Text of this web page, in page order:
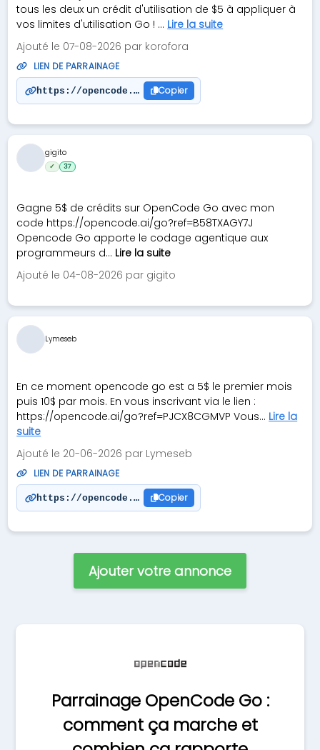
tous les deux un crédit d'utilisation de $5 à appliquer à
vos limites d'utilisation Go ! ... Lire la suite
Ajouté le 07-08-2026 par korofora
LIEN DE PARRAINAGE
https://opencode.ai/go?ref=0VT9A0J7F1
Copier
Gagne 5$ de crédits sur OpenCode Go avec mon
code https://opencode.ai/go?ref=B58TXAGY7J
Opencode Go apporte le codage agentique aux
programmeurs d... Lire la suite
Ajouté le 04-08-2026 par gigito
gigito
✓ 37
En ce moment opencode go est a 5$ le premier mois
puis 10$ par mois. En vous inscrivant via le lien :
https://opencode.ai/go?ref=PJCX8CGMVP Vous... Lire la
suite
Ajouté le 20-06-2026 par Lymeseb
LIEN DE PARRAINAGE
https://opencode.ai/go?ref=PJCX8CGMVP
Copier
Lymeseb
Ajouter votre annonce
Parrainage OpenCode Go :
comment ça marche et